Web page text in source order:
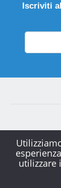
Iscriviti
utilizzare